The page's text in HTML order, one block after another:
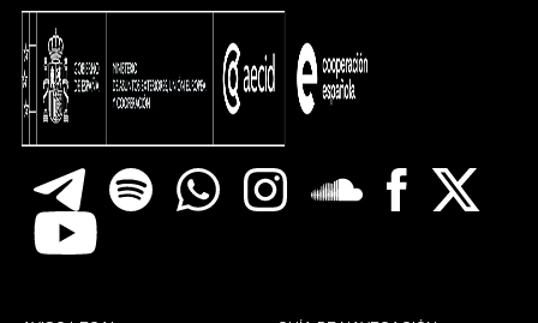
TelegramSpotify WhatsappInstagramSoundcloreFacebook
X
Youtube